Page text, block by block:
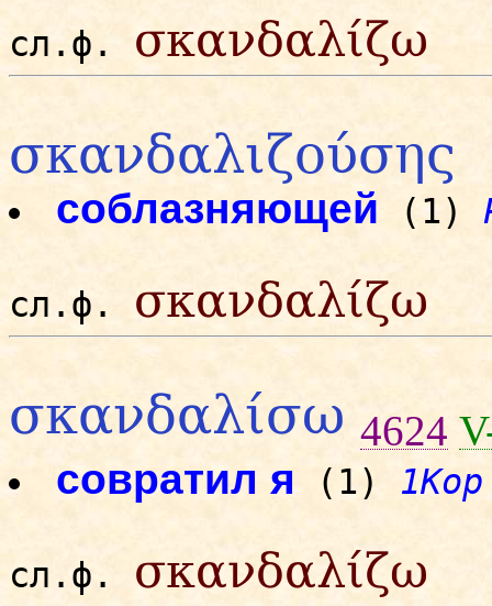
сл.ф. σκανδαλίζω
σκανδαλιζούσης
соблазняющей (1)
сл.ф. σκανδαλίζω
σκανδαλίσω 4624
совратил я (1)
сл.ф. σκανδαλίζω